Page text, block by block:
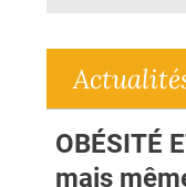
OBÉSITÉ
mais